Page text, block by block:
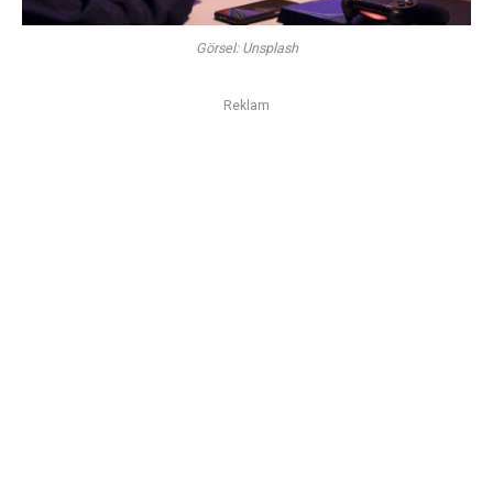
Görsel: Unsplash
Reklam